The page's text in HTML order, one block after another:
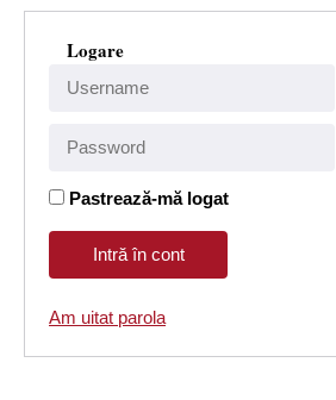
Logare
Pastrează-mă logat
Am uitat parola